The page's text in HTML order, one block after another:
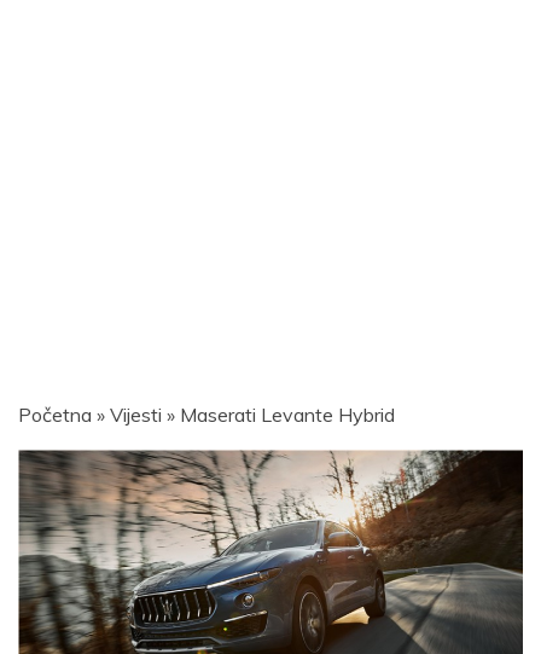
Početna » Vijesti » Maserati Levante Hybrid